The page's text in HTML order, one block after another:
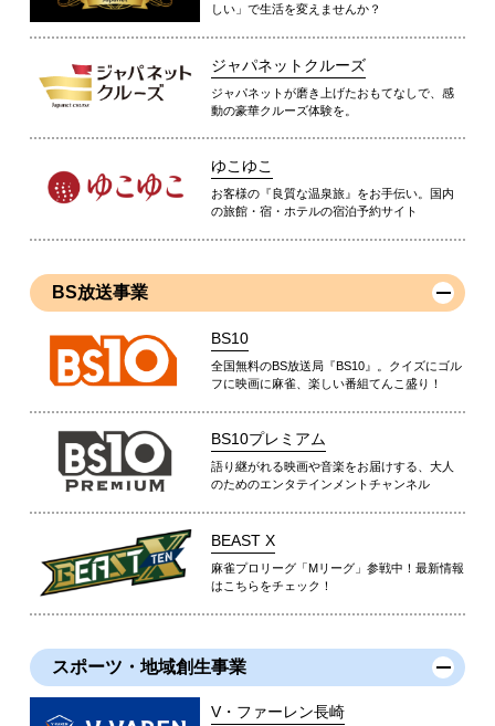
しい」で生活を変えませんか？
ジャパネットクルーズ
ジャパネットが磨き上げたおもてなしで、感
動の豪華クルーズ体験を。
ゆこゆこ
お客様の『良質な温泉旅』をお手伝い。国内
の旅館・宿・ホテルの宿泊予約サイト
BS放送事業
BS10
全国無料のBS放送局『BS10』。クイズにゴル
フに映画に麻雀、楽しい番組てんこ盛り！
BS10プレミアム
語り継がれる映画や音楽をお届けする、大人
のためのエンタテインメントチャンネル
BEAST X
麻雀プロリーグ「Mリーグ」参戦中！最新情報
はこちらをチェック！
スポーツ・地域創生事業
V・ファーレン長崎